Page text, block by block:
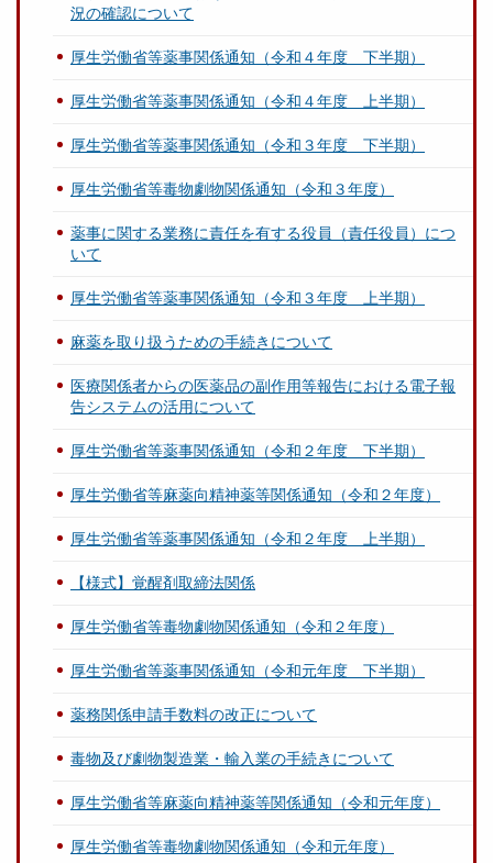
況の確認について
厚生労働省等薬事関係通知（令和４年度 下半期）
厚生労働省等薬事関係通知（令和４年度 上半期）
厚生労働省等薬事関係通知（令和３年度 下半期）
厚生労働省等毒物劇物関係通知（令和３年度）
薬事に関する業務に責任を有する役員（責任役員）につ
いて
厚生労働省等薬事関係通知（令和３年度 上半期）
麻薬を取り扱うための手続きについて
医療関係者からの医薬品の副作用等報告における電子報
告システムの活用について
厚生労働省等薬事関係通知（令和２年度 下半期）
厚生労働省等麻薬向精神薬等関係通知（令和２年度）
厚生労働省等薬事関係通知（令和２年度 上半期）
【様式】覚醒剤取締法関係
厚生労働省等毒物劇物関係通知（令和２年度）
厚生労働省等薬事関係通知（令和元年度 下半期）
薬務関係申請手数料の改正について
毒物及び劇物製造業・輸入業の手続きについて
厚生労働省等麻薬向精神薬等関係通知（令和元年度）
厚生労働省等毒物劇物関係通知（令和元年度）